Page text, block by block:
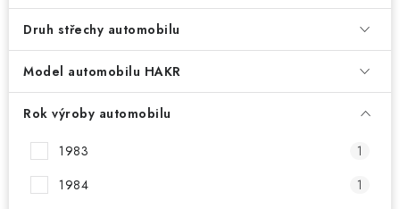
AUTODOPLŇKY
PŮJČOVNA
AKCE
PRO PSY
BOXY NA TAŽNÁ ZAŘÍZENÍ
Druh střechy automobilu
Model automobilu HAKR
Rok výroby automobilu
1983
1
1984
1